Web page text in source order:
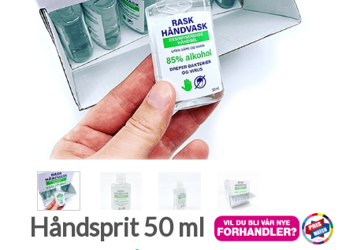
Håndsprit 50 ml